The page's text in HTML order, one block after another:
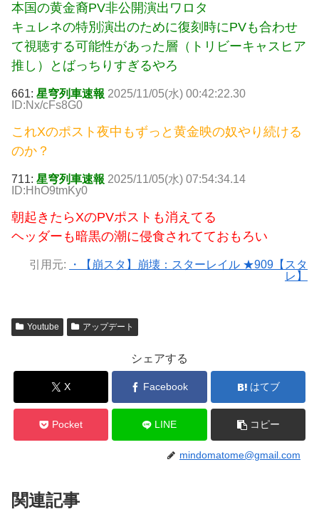
本国の黄金裔PV非公開演出ワロタ
キュレネの特別演出のために復刻時にPVも合わせ
て視聴する可能性があった層（トリビーキャスヒア
推し）とばっちりすぎるやろ
661: 星穹列車速報 2025/11/05(水) 00:42:22.30
ID:Nx/cFs8G0
これXのポスト夜中もずっと黄金映の奴やり続ける
のか？
711: 星穹列車速報 2025/11/05(水) 07:54:34.14
ID:HhO9tmKy0
朝起きたらXのPVポストも消えてる
ヘッダーも暗黒の潮に侵食されてておもろい
引用元:
・【崩スタ】崩壊：スターレイル ★909【スタ
レ】
Youtube アップデート
シェアする
X Facebook はてブ
Pocket LINE コピー
mindomatome@gmail.com
関連記事